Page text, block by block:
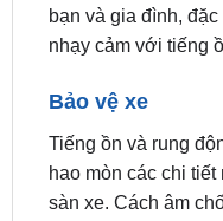
Bảo vệ xe
hao mòn các chi tiết
sàn xe. Cách âm
và rung động, bảo
giúp xe bền đẹp